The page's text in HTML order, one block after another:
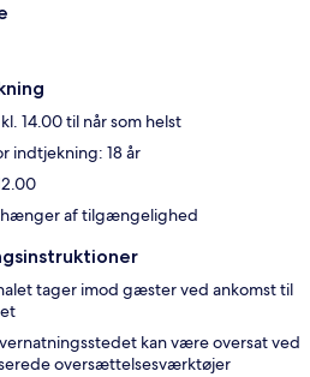
14.00 til når som helst
indtjekning: 18 år
af tilgængelighed
tager imod gæster ved ankomst til
kan være oversat ved
oversættelsesværktøjer